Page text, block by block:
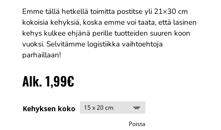
Emme tällä hetkellä toimitta postitse yli 21×30 cm
kokoisia kehyksiä, koska emme voi taata, että lasinen
kehys kulkee ehjänä perille tuotteiden suuren koon
vuoksi. Selvitämme logistiikka vaihtoehtoja
parhaillaan!
Alk. 1,99€
Kehyksen koko
Poista